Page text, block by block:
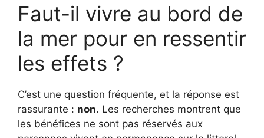
Faut-il vivre au bord de
la mer pour en ressentir
les effets ?
C’est une question fréquente, et la réponse est
rassurante : non. Les recherches montrent que
les bénéfices ne sont pas réservés aux